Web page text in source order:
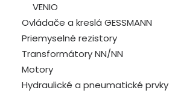
VENIO
Ovládače a kreslá GESSMANN
Priemyselné rezistory
Transformátory NN/NN
Motory
Hydraulické a pneumatické prvky